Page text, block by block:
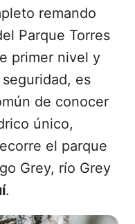
remando
Parque Torres
primer nivel y
es
de conocer
único,
el parque
Grey, río Grey
.